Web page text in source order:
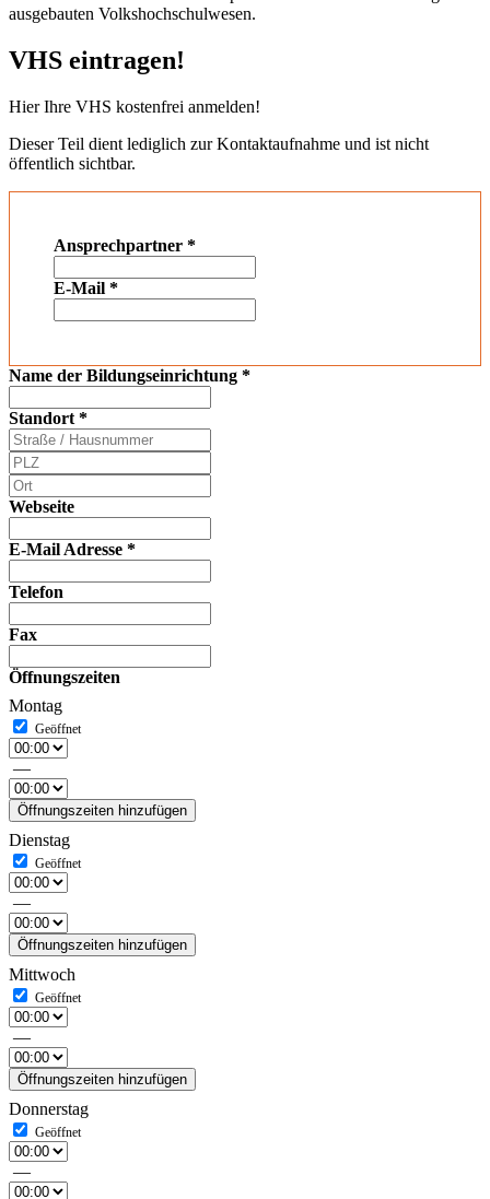
ausgebauten Volkshochschulwesen.
VHS eintragen!
Hier Ihre VHS kostenfrei anmelden!
Dieser Teil dient lediglich zur Kontaktaufnahme und ist nicht
öffentlich sichtbar.
Ansprechpartner *
E-Mail *
Name der Bildungseinrichtung *
Standort *
Webseite
E-Mail Adresse *
Telefon
Fax
Öffnungszeiten
Montag
—
Öffnungszeiten hinzufügen
Dienstag
—
Öffnungszeiten hinzufügen
Mittwoch
—
Öffnungszeiten hinzufügen
Donnerstag
—